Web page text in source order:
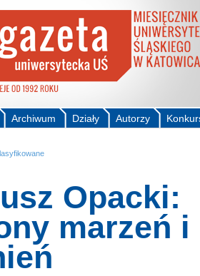
Autorzy
Działy
Archiwum
Opacki:
marzeń i